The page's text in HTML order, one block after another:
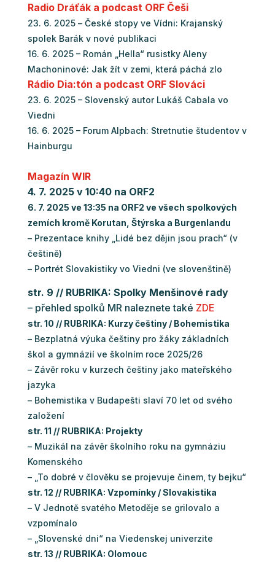
Radio Dráťák a podcast ORF Češi
23. 6. 2025 – České stopy ve Vídni: Krajanský
spolek Barák v nové publikaci
16. 6. 2025 – Román „Hella“ rusistky Aleny
Machoninové: Jak žít v zemi, která páchá zlo
Rádio Dia:tón a podcast ORF Slováci
23. 6. 2025 – Slovenský autor Lukáš Cabala vo
Viedni
16. 6. 2025 – Forum Alpbach: Stretnutie študentov v
Hainburgu
Magazín WIR
4. 7. 2025 v 10:40 na ORF2
6. 7. 2025 ve 13:35 na ORF2 ve všech spolkových
zemích kromě Korutan, Štýrska a Burgenlandu
– Prezentace knihy „Lidé bez dějin jsou prach“ (v
češtině)
– Portrét Slovakistiky vo Viedni (ve slovenštině)
str. 9 // RUBRIKA: Spolky Menšinové rady
– přehled spolků MR naleznete také ZDE
str. 10 // RUBRIKA: Kurzy češtiny / Bohemistika
– Bezplatná výuka češtiny pro žáky základních
škol a gymnázií ve školním roce 2025/26
– Závěr roku v kurzech češtiny jako mateřského
jazyka
– Bohemistika v Budapešti slaví 70 let od svého
založení
str. 11 // RUBRIKA: Projekty
– Muzikál na závěr školního roku na gymnáziu
Komenského
– „To dobré v člověku se projevuje činem, ty bejku“
str. 12 // RUBRIKA: Vzpomínky / Slovakistika
– V Jednotě svatého Metoděje se grilovalo a
vzpomínalo
– „Slovenské dni“ na Viedenskej univerzite
str. 13 // RUBRIKA: Olomouc